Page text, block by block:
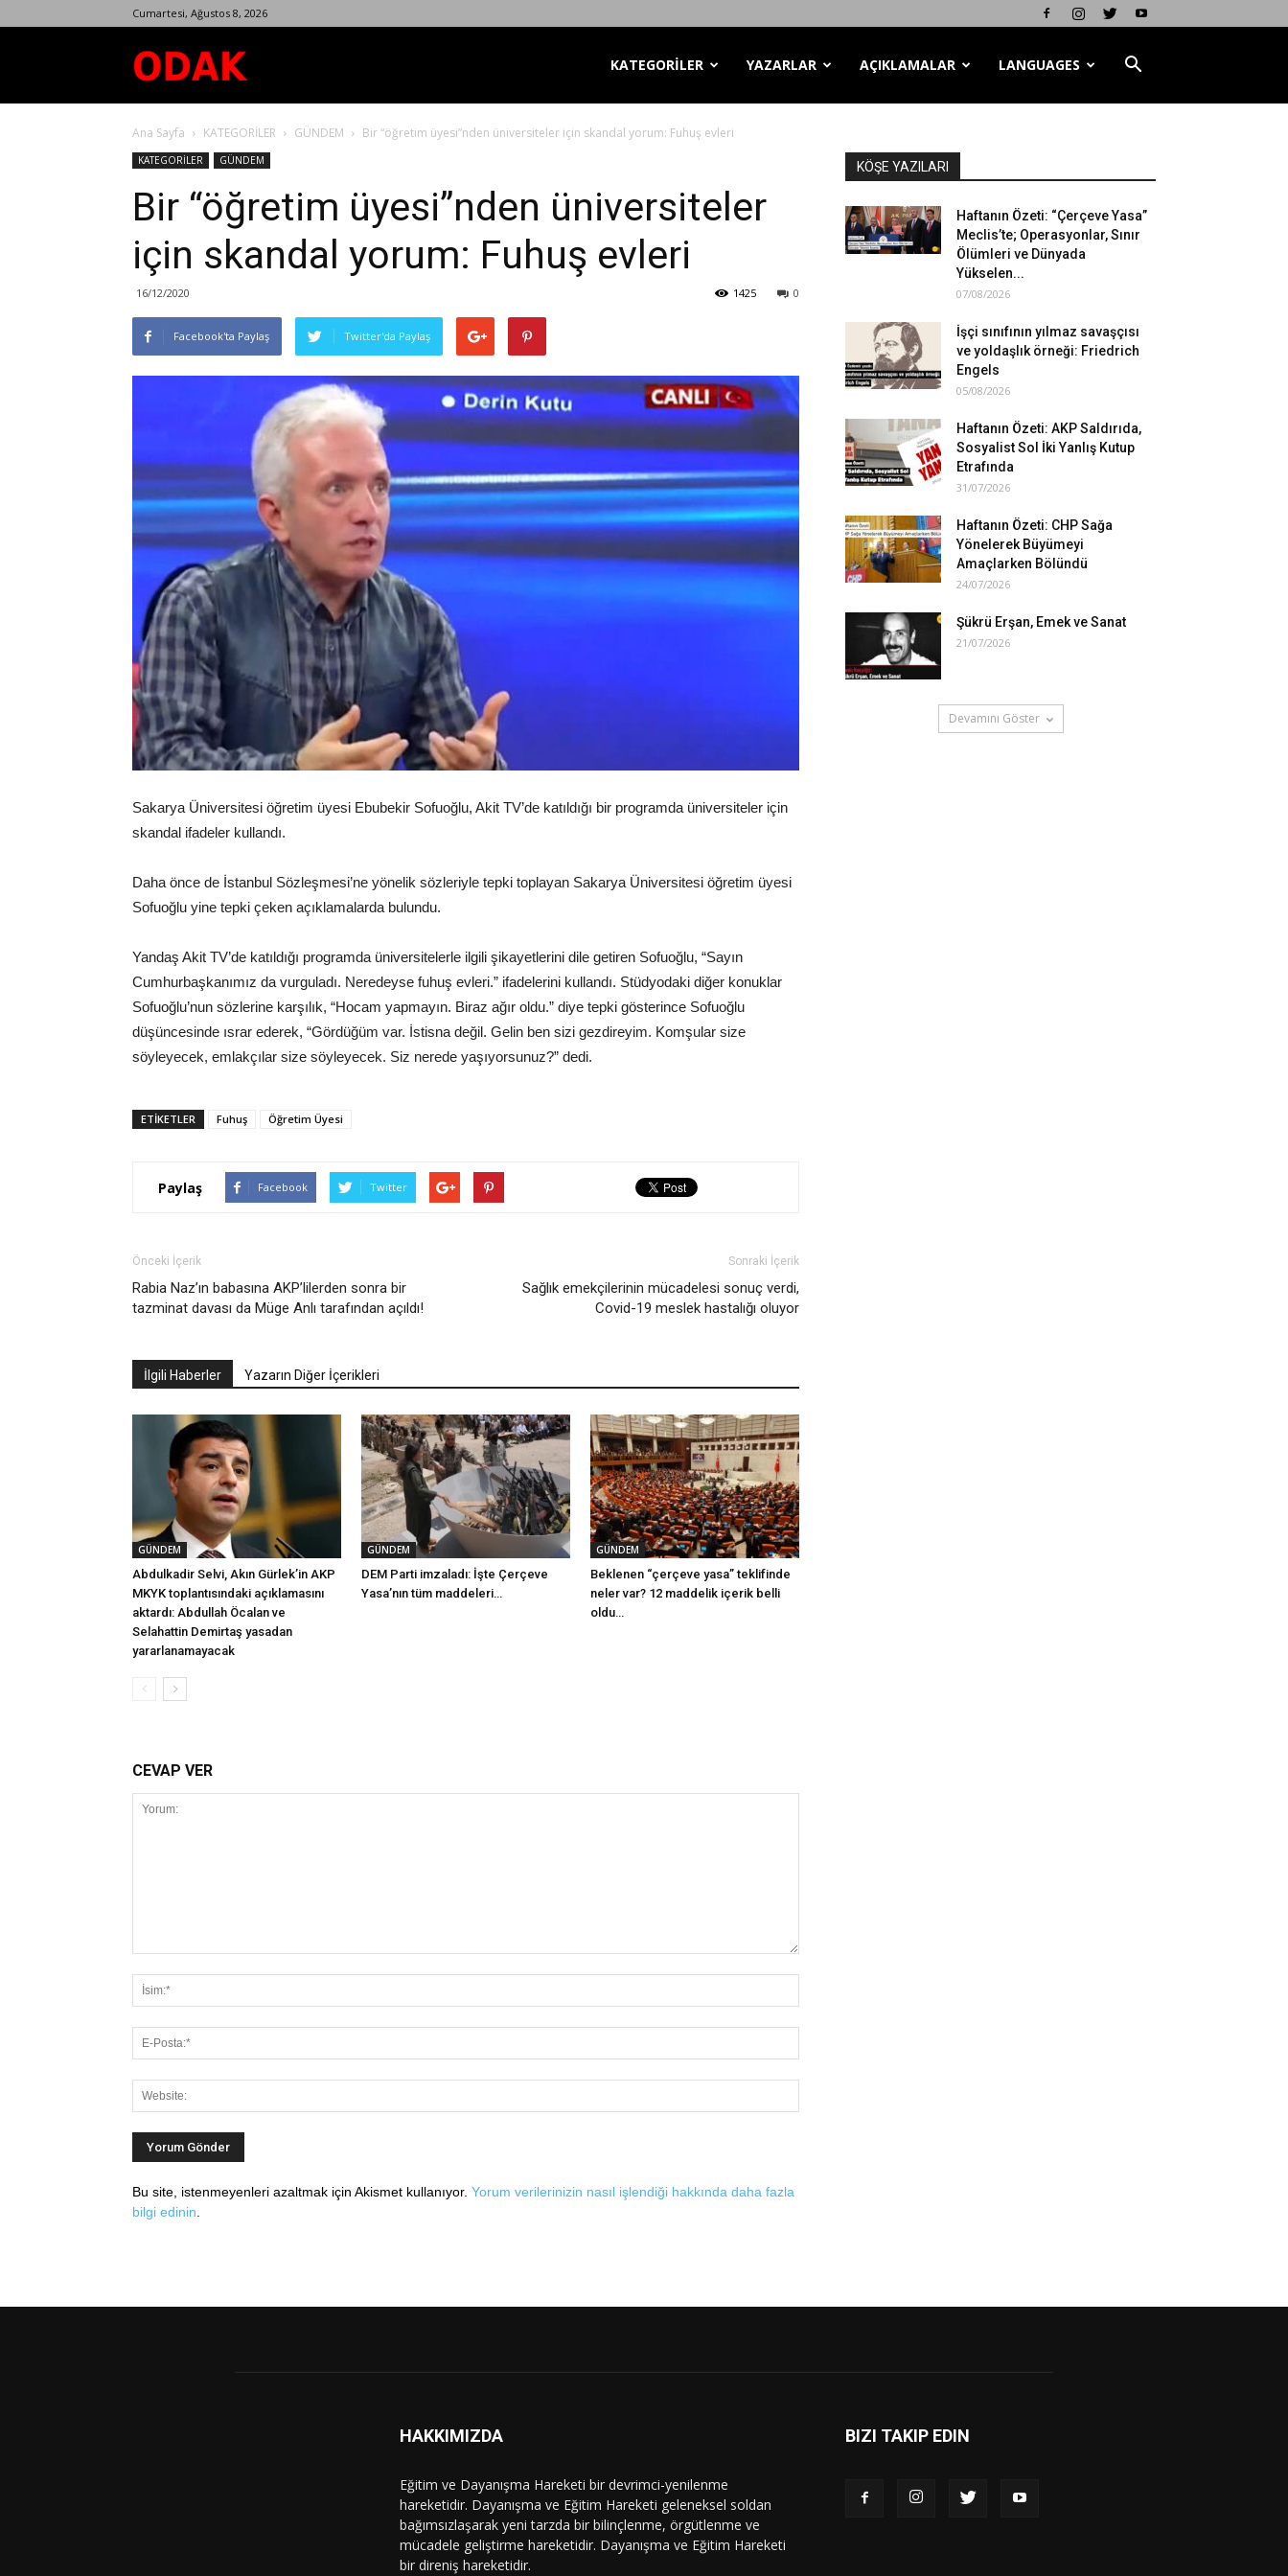
Cumartesi, Ağustos 8, 2026
Dergisi
KATEGORİLER YAZARLAR AÇIKLAMALAR LANGUAGES
Ana Sayfa KATEGORİLER GÜNDEM Bir “öğretim üyesi”nden üniversiteler için skandal yorum: Fuhuş evleri
KATEGORİLER GÜNDEM
Bir “öğretim üyesi”nden üniversiteler
için skandal yorum: Fuhuş evleri
16/12/2020 0
1425
Facebook'ta Paylaş Twitter'da Paylaş
Sakarya Üniversitesi öğretim üyesi Ebubekir Sofuoğlu, Akit TV’de katıldığı bir programda üniversiteler için
skandal ifadeler kullandı.
Daha önce de İstanbul Sözleşmesi’ne yönelik sözleriyle tepki toplayan Sakarya Üniversitesi öğretim üyesi
Sofuoğlu yine tepki çeken açıklamalarda bulundu.
Yandaş Akit TV’de katıldığı programda üniversitelerle ilgili şikayetlerini dile getiren Sofuoğlu, “Sayın
Cumhurbaşkanımız da vurguladı. Neredeyse fuhuş evleri.” ifadelerini kullandı. Stüdyodaki diğer konuklar
Sofuoğlu’nun sözlerine karşılık, “Hocam yapmayın. Biraz ağır oldu.” diye tepki gösterince Sofuoğlu
düşüncesinde ısrar ederek, “Gördüğüm var. İstisna değil. Gelin ben sizi gezdireyim. Komşular size
söyleyecek, emlakçılar size söyleyecek. Siz nerede yaşıyorsunuz?” dedi.
ETIKETLER Fuhuş Öğretim Üyesi
Paylaş Facebook Twitter
Önceki İçerik
Rabia Naz’ın babasına AKP’lilerden sonra bir
tazminat davası da Müge Anlı tarafından açıldı!
Sonraki İçerik
Sağlık emekçilerinin mücadelesi sonuç verdi,
Covid-19 meslek hastalığı oluyor
İlgili Haberler Yazarın Diğer İçerikleri
GÜNDEM
Abdulkadir Selvi, Akın Gürlek’in AKP
MKYK toplantısındaki açıklamasını
aktardı: Abdullah Öcalan ve
Selahattin Demirtaş yasadan
yararlanamayacak
GÜNDEM
DEM Parti imzaladı: İşte Çerçeve
Yasa’nın tüm maddeleri…
GÜNDEM
Beklenen “çerçeve yasa” teklifinde
neler var? 12 maddelik içerik belli
oldu…
CEVAP VER
Bu site, istenmeyenleri azaltmak için Akismet kullanıyor. Yorum verilerinizin nasıl işlendiği hakkında daha fazla
bilgi edinin
KÖŞE YAZILARI
Haftanın Özeti: “Çerçeve Yasa”
Meclis’te; Operasyonlar, Sınır
Ölümleri ve Dünyada
Yükselen...
07/08/2026
İşçi sınıfının yılmaz savaşçısı
ve yoldaşlık örneği: Friedrich
Engels
05/08/2026
Haftanın Özeti: AKP Saldırıda,
Sosyalist Sol İki Yanlış Kutup
Etrafında
31/07/2026
Haftanın Özeti: CHP Sağa
Yönelerek Büyümeyi
Amaçlarken Bölündü
24/07/2026
Şükrü Erşan, Emek ve Sanat
21/07/2026
Devamını Göster
HAKKIMIZDA
Eğitim ve Dayanışma Hareketi bir devrimci-yenilenme
hareketidir. Dayanışma ve Eğitim Hareketi geleneksel soldan
bağımsızlaşarak yeni tarzda bir bilinçlenme, örgütlenme ve
mücadele geliştirme hareketidir. Dayanışma ve Eğitim Hareketi
bir direniş hareketidir.
BIZI TAKIP EDIN